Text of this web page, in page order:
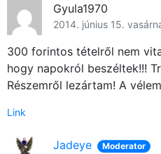
Gyula1970
2014. június 15.
300 forintos tételről nem
hogy napokról beszéltek!!!
Részemről lezártam! A
Link
Jadeye Moderator